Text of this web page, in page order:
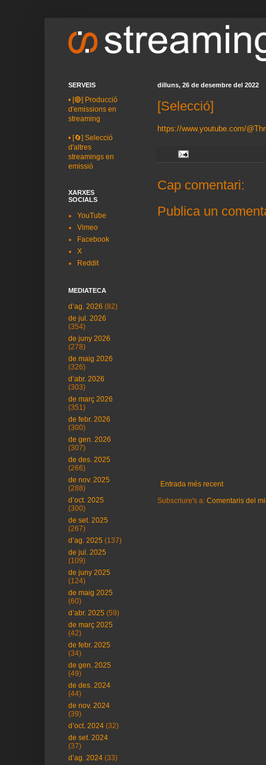
dilluns, 26 de desembre del 2022
[Selecció]
https://www.youtube.com/
Cap comentari:
Publica un
Entrada més recent
Subscriure's a: Comentaris del
SERVEIS
• [🔴] Producció
d'emissions en
streaming
• [🔄] Selecció
d'altres
streamings en
emissió
XARXES
SOCIALS
YouTube
Vimeo
Facebook
X
Reddit
MEDIATECA
d’ag. 2026 (82)
de jul. 2026
(354)
de juny 2026
(278)
de maig 2026
(326)
d’abr. 2026
(303)
de març 2026
(351)
de febr. 2026
(300)
de gen. 2026
(307)
de des. 2025
(266)
de nov. 2025
(288)
d’oct. 2025
(300)
de set. 2025
(267)
d’ag. 2025 (137)
de jul. 2025
(109)
de juny 2025
(124)
de maig 2025
(60)
d’abr. 2025 (59)
de març 2025
(42)
de febr. 2025
(34)
de gen. 2025
(49)
de des. 2024
(44)
de nov. 2024
(39)
d’oct. 2024 (32)
de set. 2024
(37)
d’ag. 2024 (33)